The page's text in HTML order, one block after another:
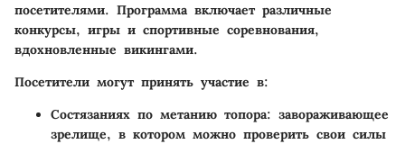
посетителями. Программа включает различные
конкурсы, игры и спортивные соревнования,
вдохновленные викингами.
Посетители могут принять участие в:
Состязаниях по метанию топора: завораживающее
зрелище, в котором можно проверить свои силы